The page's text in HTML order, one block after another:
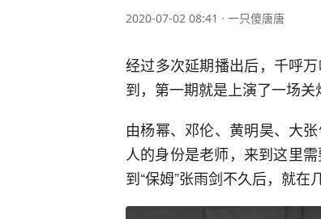
2020-07-02 08:41 · 一只傻唐唐
经过多次延期播出后，千呼
到，第一期就是上演了一场关
由杨幂、邓伦、黄明昊、大
人的身份是老师，来到这里
到“保姆”张雨剑不久后，就在